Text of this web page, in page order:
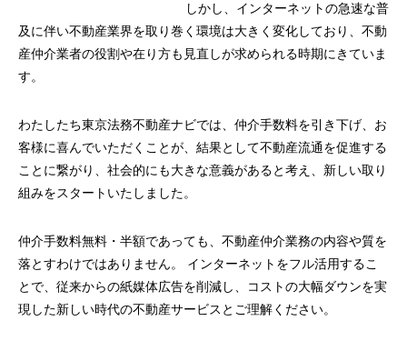
しかし、インターネットの急速な普
及に伴い不動産業界を取り巻く環境は大きく変化しており、不動
産仲介業者の役割や在り方も見直しが求められる時期にきていま
す。
わたしたち東京法務不動産ナビでは、仲介手数料を引き下げ、お
客様に喜んでいただくことが、結果として不動産流通を促進する
ことに繋がり、社会的にも大きな意義があると考え、新しい取り
組みをスタートいたしました。
仲介手数料無料・半額であっても、不動産仲介業務の内容や質を
落とすわけではありません。 インターネットをフル活用するこ
とで、従来からの紙媒体広告を削減し、コストの大幅ダウンを実
現した新しい時代の不動産サービスとご理解ください。